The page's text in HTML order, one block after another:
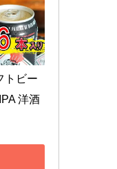
トビー
洋酒